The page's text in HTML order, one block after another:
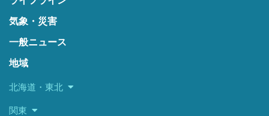
気象・災害
一般ニュース
地域
北海道・東北
関東